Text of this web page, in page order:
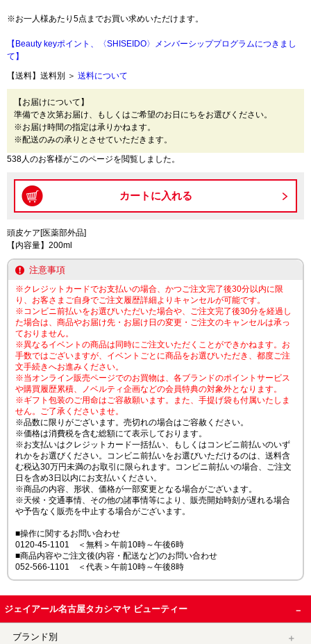
※お一人様あたり5点までお買い求めいただけます。
【Beauty keyポイント、〈SHISEIDO〉メンバーシッププログラムにつきまし
て】
【送料】送料別 ＞ 送料について
【お届けについて】
準備でき次第お届け、もしくはご希望のお日にちをお選びください。
※お届け時間の指定は承りかねます。
※配送のみの承りとさせていただきます。
538人のお客様がこのページを閲覧しました。
頭皮ケア[医薬部外品]
【内容量】200ml
注意事項
※クレジットカードでお支払いの場合、かつご注文完了後30分以内に限
り、お客さまご自身でご注文履歴詳細よりキャンセルが可能です。
※コンビニ前払いをお選びいただいた場合や、ご注文完了後30分を経過し
た場合は、商品やお届け先・お届け日の変更・ご注文のキャンセルは承っ
ておりません。
※異なるイベントの商品は同時にご注文いただくことができかねます。お
手数ではございますが、イベントごとに商品をお選びいただき、都度ご注
文手続きへお進みください。
※当オンライン販売ページでのお買物は、各ブランドのポイントサービス
や購買履歴累積、ノベルティ企画などの会員特典の対象外となります。
※ギフト包装のご用命はご容赦願います。また、手提げ袋も付属いたしま
せん。ご了承くださいませ。
※品数に限りがございます。売切れの場合はご容赦ください。
※価格は消費税を含む総額にて表示しております。
※お支払いはクレジットカード一括払い、もしくはコンビニ前払いのいず
れかをお選びください。コンビニ前払いをお選びいただけるのは、送料含
む税込30万円未満のお取引に限られます。コンビニ前払いの場合、ご注文
日を含め3日以内にお支払いください。
※商品の内容、形状、価格が一部変更となる場合がございます。
※天候・交通事情、その他の諸事情等により、販売開始時刻が遅れる場合
や予告なく販売を中止する場合がございます。
■操作に関するお問い合わせ
0120-45-1101 ＜無料＞午前10時～午後6時
■商品内容やご注文後(内容・配送など)のお問い合わせ
052-566-1101 ＜代表＞午前10時～午後8時
ジェイアール名古屋タカシマヤ ビューティー
ブランド別